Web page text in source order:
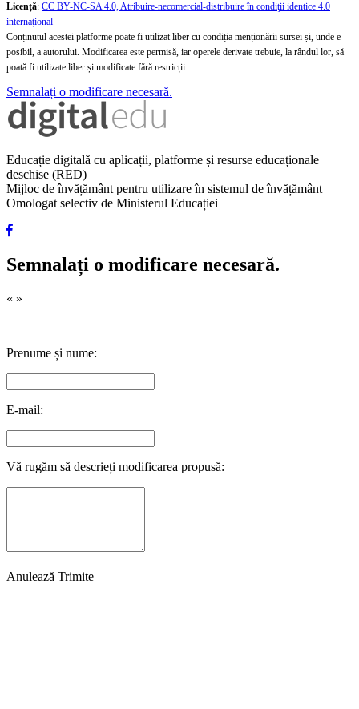
Licență: CC BY-NC-SA 4.0, Atribuire-necomercial-distribuire în condiţii identice 4.0
internațional
Conținutul acestei platforme poate fi utilizat liber cu condiția menționării sursei și, unde e
posibil, a autorului. Modificarea este permisă, iar operele derivate trebuie, la rândul lor, să
poată fi utilizate liber și modificate fără restricții.
Semnalați o modificare necesară.
Educație digitală cu aplicații, platforme și resurse educaționale
deschise (RED)
Mijloc de învățământ pentru utilizare în sistemul de învățământ
Omologat selectiv de Ministerul Educației
Semnalați o modificare necesară.
« »
Prenume și nume:
E-mail:
Vă rugăm să descrieți modificarea propusă:
Anulează Trimite